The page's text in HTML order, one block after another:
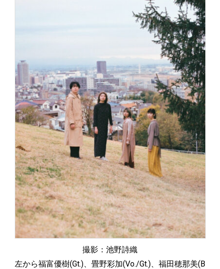
撮影：池野詩織
左から福富優樹(Gt.)、畳野彩加(Vo./Gt.)、福田穂那美(B